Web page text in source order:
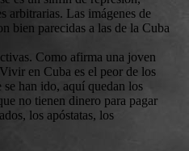
arbitrarias. Las imágenes de
bien parecidas a las de la Cuba
Como afirma una joven
en Cuba es el peor de los
han ido, aquí quedan los
no tienen dinero para pagar
los apóstatas, los